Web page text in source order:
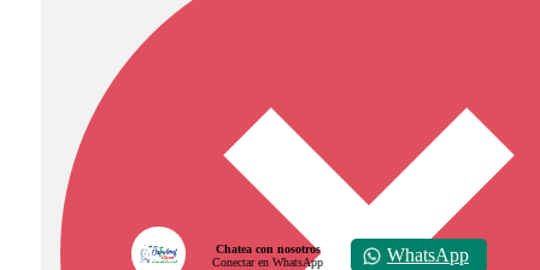
Chatea con nosotros
Conectar en WhatsApp
WhatsApp